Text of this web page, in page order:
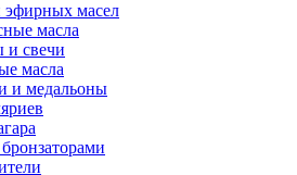
масел
масла
и свечи
масла
и медальоны